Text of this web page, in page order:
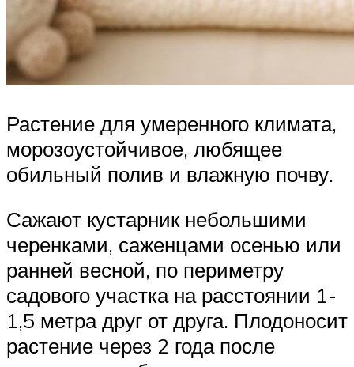
Растение для умеренного климата,
морозоустойчивое, любящее
обильный полив и влажную почву.
Сажают кустарник небольшими
черенками, саженцами осенью или
ранней весной, по периметру
садового участка на расстоянии 1-
1,5 метра друг от друга. Плодоносит
растение через 2 года после